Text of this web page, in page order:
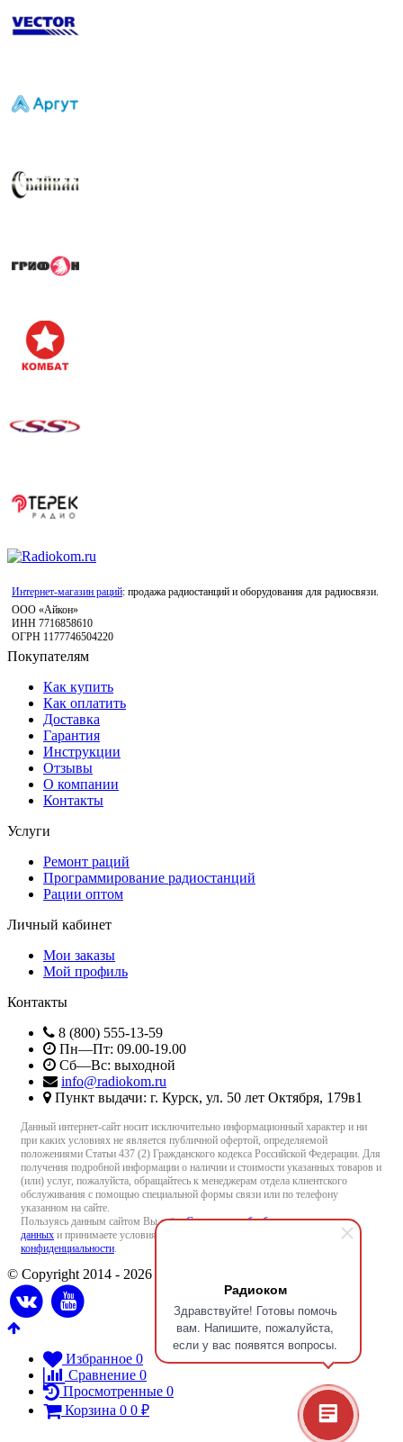
Радиоком
Здравствуйте! Готовы помочь
вам. Напишите, пожалуйста,
если у вас появятся вопросы.
Интернет-магазин раций: продажа радиостанций и оборудования для радиосвязи.
ООО «Айкон»
ИНН 7716858610
ОГРН 1177746504220
Покупателям
Как купить
Как оплатить
Доставка
Гарантия
Инструкции
Отзывы
О компании
Контакты
Услуги
Ремонт раций
Программирование радиостанций
Рации оптом
Личный кабинет
Мои заказы
Мой профиль
Контакты
8 (800) 555-13-59
Пн—Пт: 09.00-19.00
Сб—Вс: выходной
info@radiokom.ru
Пункт выдачи: г. Курск, ул. 50 лет Октября, 179в1
Данный интернет-сайт носит исключительно информационный характер и ни
при каких условиях не является публичной офертой, определяемой
положениями Статьи 437 (2) Гражданского кодекса Российской Федерации. Для
получения подробной информации о наличии и стоимости указанных товаров и
(или) услуг, пожалуйста, обращайтесь к менеджерам отдела клиентского
обслуживания с помощью специальной формы связи или по телефону
указанном на сайте.
Пользуясь данным сайтом Вы даётеСогласие на обработку персональных
данных и принимаете условия
Политики
конфиденциальности
© Copyright 2014 - 2026 Radiokom.ru
Избранное 0
Сравнение 0
Просмотренные 0
Корзина 0 0 ₽